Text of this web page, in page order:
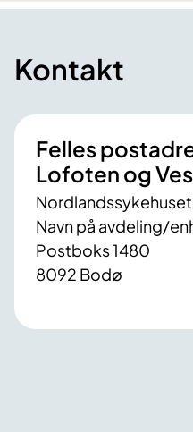
Kontakt
Felles
Lofoten og
Nordlandssykehuset
Navn på avdeling/
Postboks 1480
8092 Bodø